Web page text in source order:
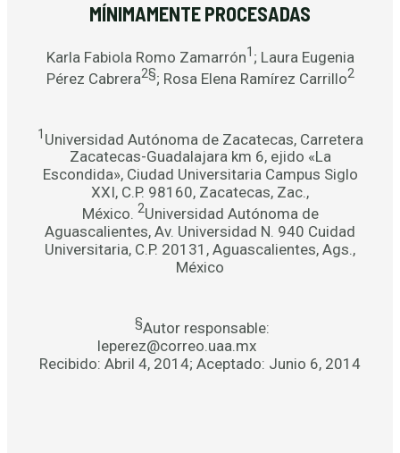
MÍNIMAMENTE PROCESADAS
Karla Fabiola Romo Zamarrón1 ; Laura Eugenia
Pérez Cabrera2§; Rosa Elena Ramírez Carrillo2
1 Universidad Autónoma de Zacatecas, Carretera
Zacatecas-Guadalajara km 6, ejido «La
Escondida», Ciudad Universitaria Campus Siglo
XXI, C.P. 98160, Zacatecas, Zac.,
México. 2Universidad Autónoma de
Aguascalientes, Av. Universidad N. 940 Cuidad
Universitaria, C.P. 20131, Aguascalientes, Ags.,
México
§Autor responsable:
leperez@correo.uaa.mx
Recibido: Abril 4, 2014; Aceptado: Junio 6, 2014